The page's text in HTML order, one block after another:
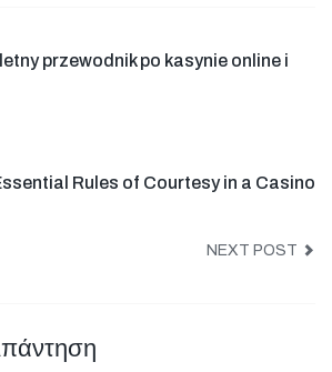
przewodnik po kasynie online i
Rules of Courtesy in a Casino
NEXT POST